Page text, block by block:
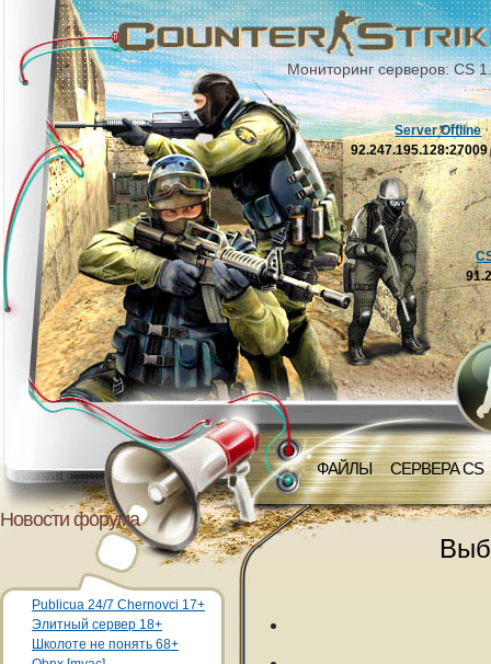
Мониторинг серверов: CS
ФАЙЛЫ СЕРВЕРА CS
Server Offline
92.247.195.128:27009
Новости форума
Publicua 24/7 Chernovci 17+
Элитный сервер 18+
Школоте не понять 68+